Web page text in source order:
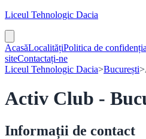
Liceul Tehnologic Dacia
AcasăLocalitățiPolitica de
siteContactați-ne
Liceul Tehnologic Dacia>București>
Activ Club -
Informații de contact